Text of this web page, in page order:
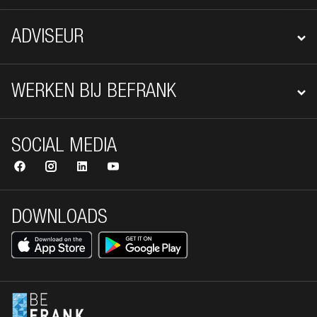
ADVISEUR
WERKEN BIJ BEFRANK
DOWNLOADS
SOCIAL MEDIA